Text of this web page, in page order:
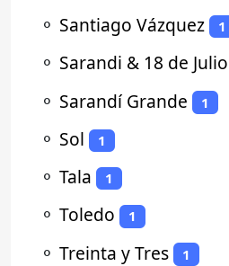
⚬ Santiago Vázquez 1
⚬ Sarandi & 18 de Julio
⚬ Sarandí Grande 1
⚬ Sol 1
⚬ Tala 1
⚬ Toledo 1
⚬ Treinta y Tres 1